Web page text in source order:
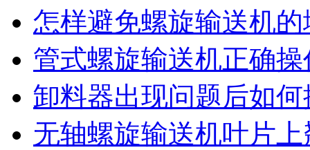
怎样避免螺旋输送机
管式螺旋输送机正确
卸料器出现问题后如何
无轴螺旋输送机叶片